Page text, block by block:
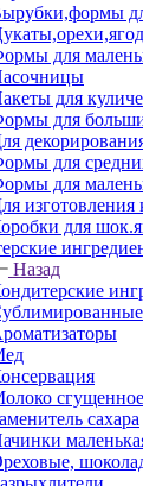
для
для
для
для
для
изготовления
для
Назад
сгущенное
сахара